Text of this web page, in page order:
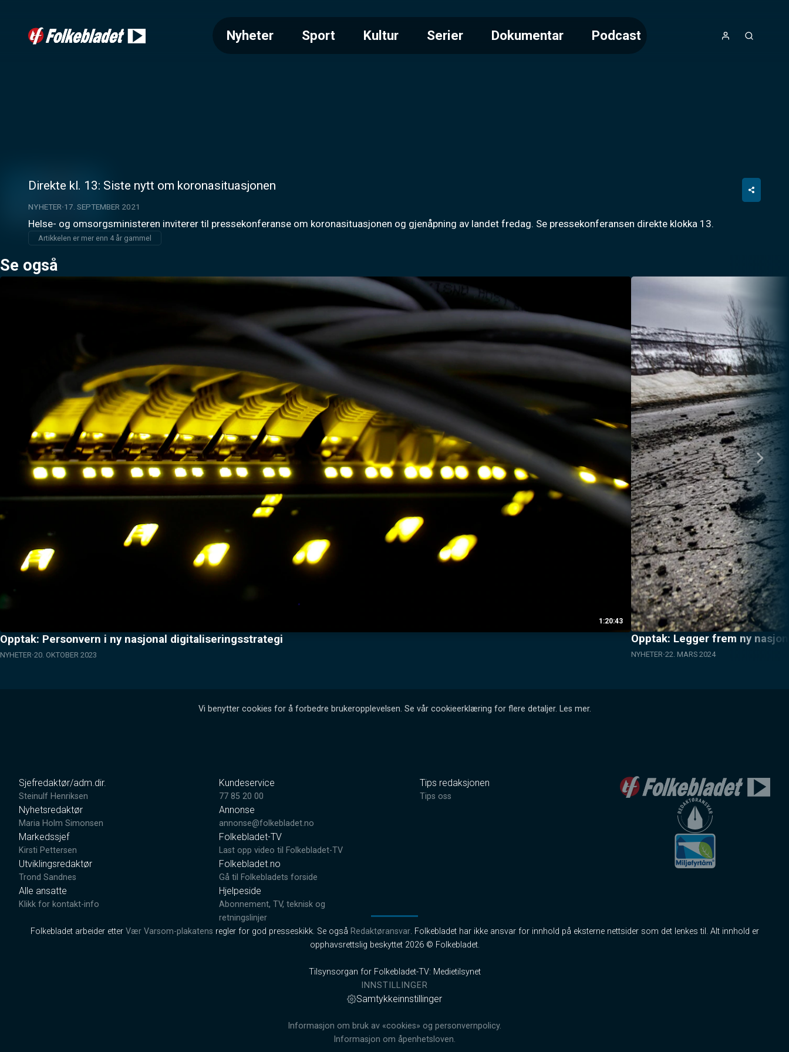
Nyheter Sport Kultur Serier Dokumentar Podcast
Direkte kl. 13: Siste nytt om koronasituasjonen
NYHETER 17. SEPTEMBER 2021
Helse- og omsorgsministeren inviterer til pressekonferanse om koronasituasjonen og gjenåpning av landet fredag. Se pressekonferansen direkte klokka 13.
Artikkelen er mer enn 4 år gammel
Se også
1:20:43
Opptak: Personvern i ny nasjonal digitaliseringsstrategi
NYHETER 20. OKTOBER 2023
Opptak: Legger frem ny
NYHETER 22. MARS 2024
Vi benytter cookies for å forbedre brukeropplevelsen. Se vår cookieerklæring for flere detaljer. Les mer.
Sjefredaktør/adm.dir.
Steinulf Henriksen
Nyhetsredaktør
Maria Holm Simonsen
Markedssjef
Kirsti Pettersen
Utviklingsredaktør
Trond Sandnes
Alle ansatte
Klikk for kontakt-info
Kundeservice
77 85 20 00
Annonse
annonse@folkebladet.no
Folkebladet-TV
Last opp video til Folkebladet-TV
Folkebladet.no
Gå til Folkebladets forside
Hjelpeside
Abonnement, TV, teknisk og
retningslinjer
Tips redaksjonen
Tips oss
Folkebladet arbeider etter Vær Varsom-plakatens regler for god presseskikk. Se også Redaktøransvar. Folkebladet har ikke ansvar for innhold på eksterne nettsider som det lenkes til. Alt innhold er
opphavsrettslig beskyttet 2026 © Folkebladet.
Tilsynsorgan for Folkebladet-TV: Medietilsynet
INNSTILLINGER
Samtykkeinnstillinger
Informasjon om bruk av «cookies» og personvernpolicy.
Informasjon om åpenhetsloven.